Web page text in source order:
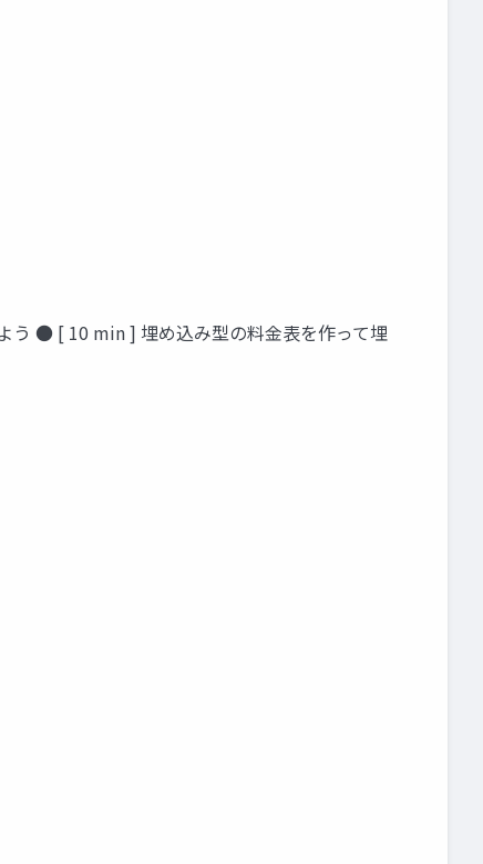
う ● [ 10 min ] 埋め込み型の料金表を作って埋